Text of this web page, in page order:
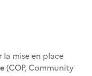
la mise en place
(COP, Community